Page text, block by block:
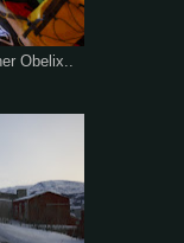
Obelix..